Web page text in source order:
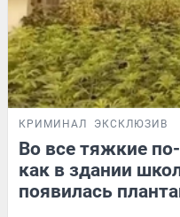
КРИМИНАЛ ЭКСКЛЮЗИВ
Во все тяжкие
как в здании
появилась